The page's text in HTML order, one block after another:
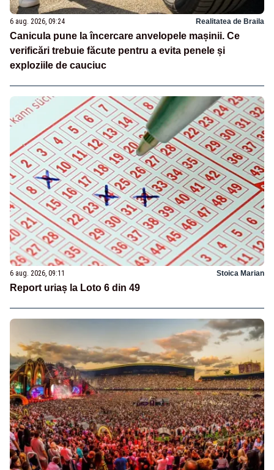
6 aug. 2026, 09:24 Realitatea de Braila
Canicula pune la încercare anvelopele mașinii. Ce
verificări trebuie făcute pentru a evita penele și
exploziile de cauciuc
6 aug. 2026, 09:11 Stoica Marian
Report uriaș la Loto 6 din 49